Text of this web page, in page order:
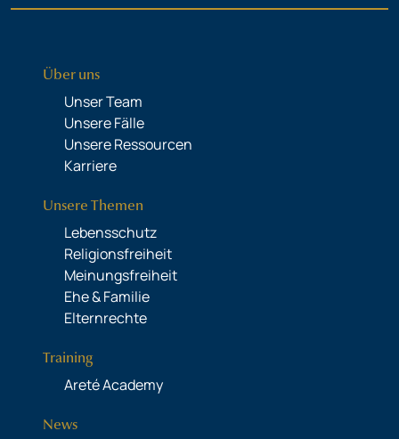
Über uns
Unser Team
Unsere Fälle
Unsere Ressourcen
Karriere
Unsere Themen
Lebensschutz
Religionsfreiheit
Meinungsfreiheit
Ehe & Familie
Elternrechte
Training
Areté Academy
News